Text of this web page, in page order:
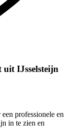
uit IJsselsteijn
professionele en
in te zien en